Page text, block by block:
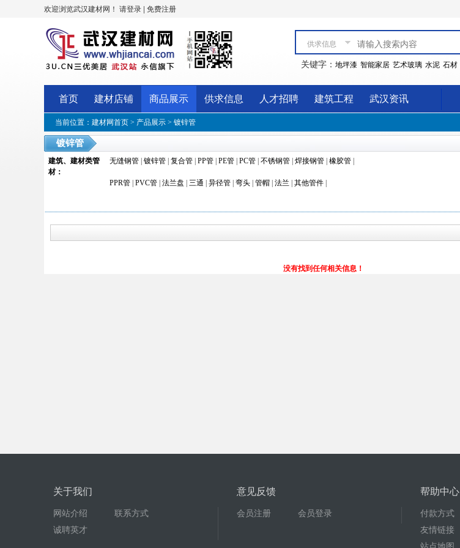
欢迎浏览武汉建材网！ 请登录 | 免费注册
供求信息
关键字： 地坪漆 智能家居 艺术玻璃 水泥 石材
首页 建材店铺 商品展示 供求信息 人才招聘 建筑工程 武汉资讯
当前位置： 建材网首页 > 产品展示 > 镀锌管
镀锌管
建筑、建材类管
材：
无缝钢管 镀锌管 复合管 PP管 PE管 PC管 不锈钢管 焊接钢管 橡胶管
PPR管 PVC管 法兰盘 三通 异径管 弯头 管帽 法兰 其他管件
没有找到任何相关信息！
关于我们
网站介绍
联系方式
诚聘英才
意见反馈
会员注册 会员登录
帮助中心
付款方式
友情链接